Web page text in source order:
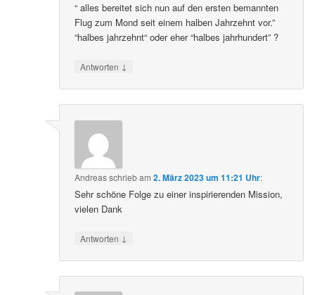
“ alles bereitet sich nun auf den ersten bemannten
Flug zum Mond seit einem halben Jahrzehnt vor.”
“halbes jahrzehnt“ oder eher “halbes jahrhundert” ?
Antworten ↓
Andreasschriebam2. März 2023 um 11:21 Uhr:
Sehr schöne Folge zu einer inspirierenden Mission,
vielen Dank
Antworten ↓